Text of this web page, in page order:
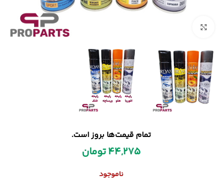
تمام قیمت‌ها بروز است.
44,275تومان
ناموجود